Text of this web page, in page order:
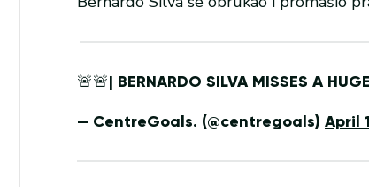
🚨🚨| BERNARDO SILVA MISSES A
— CentreGoals. (@centregoals) April